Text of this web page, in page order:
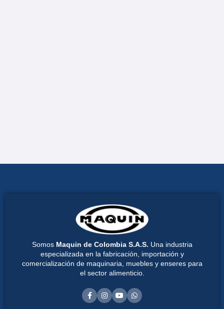
Somos Maquin de Colombia S.A.S. Una industria
especializada en la fabricación, importación y
comercialización de maquinaria, muebles y enseres para
el sector alimenticio.